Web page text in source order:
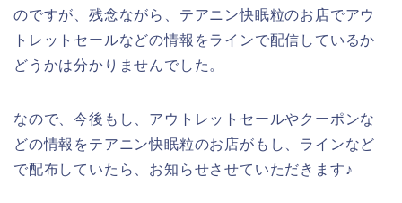
のですが、残念ながら、テアニン快眠粒のお店でアウ
トレットセールなどの情報をラインで配信しているか
どうかは分かりませんでした。
なので、今後もし、アウトレットセールやクーポンな
どの情報をテアニン快眠粒のお店がもし、ラインなど
で配布していたら、お知らせさせていただきます♪